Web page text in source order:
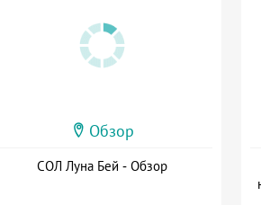
Обзор
СОЛ Луна Бей - Обзор